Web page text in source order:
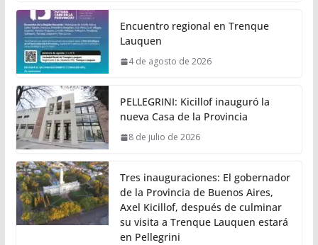
Encuentro regional en Trenque
Lauquen
4 de agosto de 2026
PELLEGRINI: Kicillof inauguró la
nueva Casa de la Provincia
8 de julio de 2026
Tres inauguraciones: El gobernador
de la Provincia de Buenos Aires,
Axel Kicillof, después de culminar
su visita a Trenque Lauquen estará
en Pellegrini